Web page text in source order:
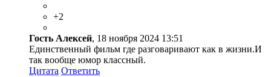
+2
Гость Алексей, 18 ноября 2024 13:51
Единственный фильм где разговаривают как в жизни.И
так вообще юмор классный.
Цитата Ответить